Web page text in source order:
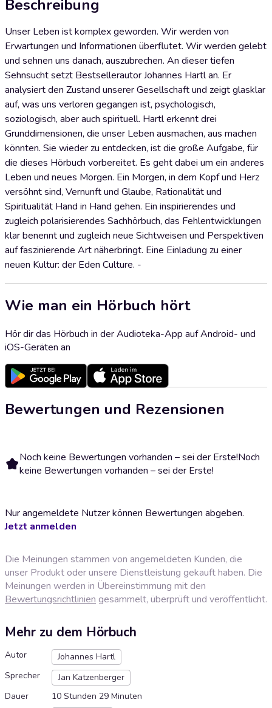
Beschreibung
Unser Leben ist komplex geworden. Wir werden von
Erwartungen und Informationen überflutet. Wir werden gelebt
und sehnen uns danach, auszubrechen. An dieser tiefen
Sehnsucht setzt Bestsellerautor Johannes Hartl an. Er
analysiert den Zustand unserer Gesellschaft und zeigt glasklar
auf, was uns verloren gegangen ist, psychologisch,
soziologisch, aber auch spirituell. Hartl erkennt drei
Grunddimensionen, die unser Leben ausmachen, aus machen
könnten. Sie wieder zu entdecken, ist die große Aufgabe, für
die dieses Hörbuch vorbereitet. Es geht dabei um ein anderes
Leben und neues Morgen. Ein Morgen, in dem Kopf und Herz
versöhnt sind, Vernunft und Glaube, Rationalität und
Spiritualität Hand in Hand gehen. Ein inspirierendes und
zugleich polarisierendes Sachhörbuch, das Fehlentwicklungen
klar benennt und zugleich neue Sichtweisen und Perspektiven
auf faszinierende Art näherbringt. Eine Einladung zu einer
neuen Kultur: der Eden Culture. -
Wie man ein Hörbuch hört
Hör dir das Hörbuch in der Audioteka-App auf Android- und
iOS-Geräten an
Bewertungen und Rezensionen
Noch keine Bewertungen vorhanden – sei der Erste!Noch
keine Bewertungen vorhanden – sei der Erste!
Nur angemeldete Nutzer können Bewertungen abgeben.
Jetzt anmelden
Die Meinungen stammen von angemeldeten Kunden, die
unser Produkt oder unsere Dienstleistung gekauft haben. Die
Meinungen werden in Übereinstimmung mit den
Bewertungsrichtlinien gesammelt, überprüft und veröffentlicht.
Mehr zu dem Hörbuch
Autor
Johannes Hartl
Sprecher
Jan Katzenberger
Dauer
10 Stunden 29 Minuten